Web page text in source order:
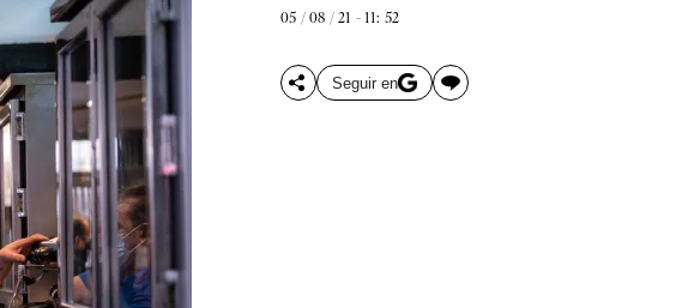
05 / 08 / 21 - 11: 52
Seguir en